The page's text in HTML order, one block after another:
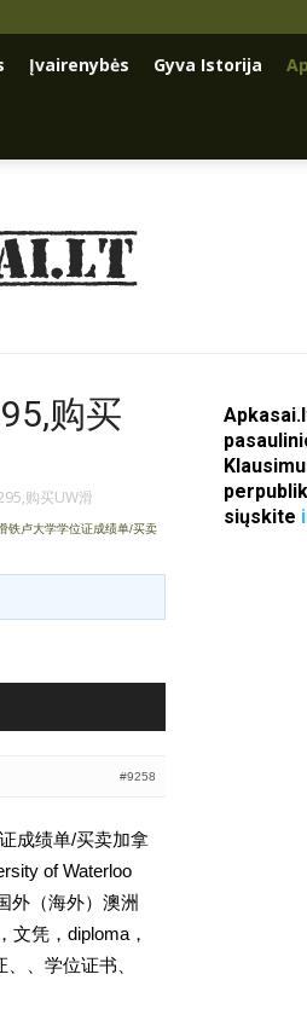
Įvairenybės Gyva Istorija
购买
购买UW滑
铁卢大学学位证成绩单/买卖
#9258
成绩单/买卖加拿
of Waterloo
外（海外）澳洲
凭，diploma，
、学位证书、
siųskite